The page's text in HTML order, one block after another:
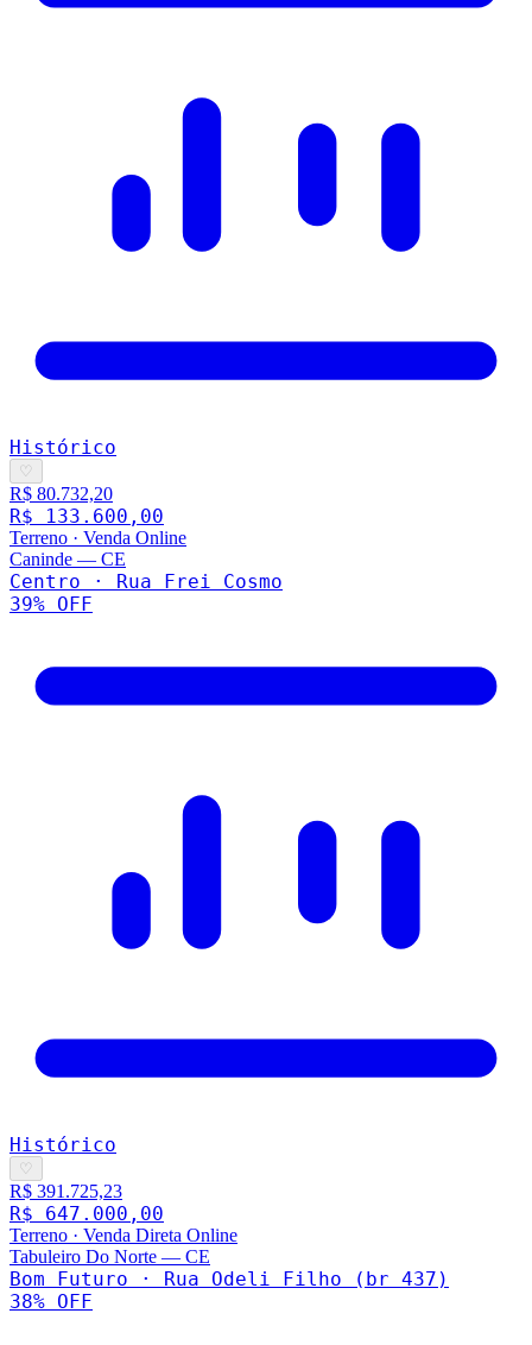
Histórico
♡
R$ 80.732,20
R$ 133.600,00
Terreno · Venda Online
Caninde — CE
Centro · Rua Frei Cosmo
39% OFF
Histórico
♡
R$ 391.725,23
R$ 647.000,00
Terreno · Venda Direta Online
Tabuleiro Do Norte — CE
Bom Futuro · Rua Odeli Filho (br 437)
38% OFF